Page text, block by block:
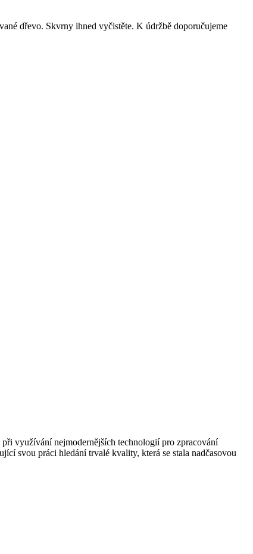
dřevo. Skvrny ihned vyčistěte. K údržbě doporučujeme
využívání nejmodernějších technologií pro zpracování
svou práci hledání trvalé kvality, která se stala nadčasovou